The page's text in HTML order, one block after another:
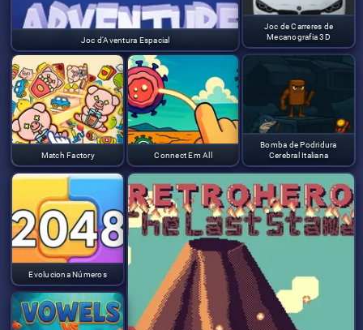
Joc d'Aventura Espacial
Joc de Carreres de
Mecanografia 3D
Match Factory Connect Em All
Bomba de Podridura
Cerebral Italiana
Evoluciona Números